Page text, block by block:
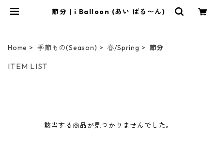
節分 | i Balloon (あい ばる〜ん)
Home 季節もの(Season) 春/Spring 節分
ITEM LIST
該当する商品が見つかりませんでした。